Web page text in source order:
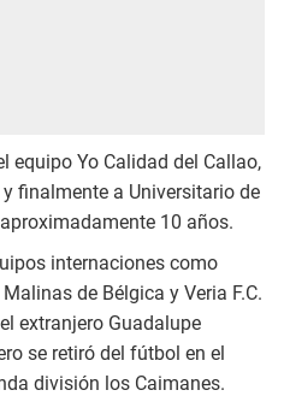
equipo Yo Calidad del Callao,
finalmente a Universitario de
10 años.
internaciones como
de Bélgica y Veria F.C.
extranjero Guadalupe
se retiró del fútbol en el
división los Caimanes.